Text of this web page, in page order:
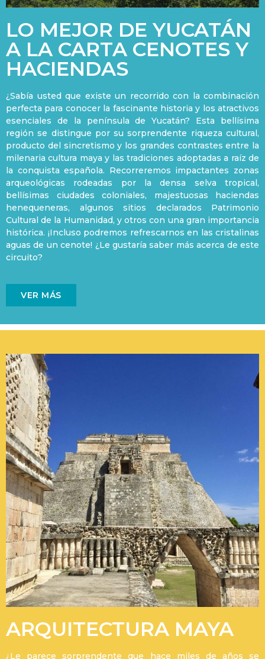
LO MEJOR DE YUCATÁN
A LA CARTA CENOTES Y
HACIENDAS
¿Sabía usted que existe un recorrido con la combinación
perfecta para conocer la fascinante historia y los atractivos
esenciales de la península de Yucatán? Esta bellísima
región se distingue por su sorprendente riqueza cultural,
producto del sincretismo y los grandes contrastes entre la
milenaria cultura maya y las tradiciones adoptadas a raíz de
la conquista española. Recorreremos impactantes zonas
arqueológicas rodeadas por la densa selva tropical,
bellísimas ciudades coloniales, majestuosas haciendas
henequeneras, algunos sitios declarados Patrimonio
Cultural de la Humanidad, y otros con una gran importancia
histórica. ¡Incluso podremos refrescarnos en las cristalinas
aguas de un cenote! ¿Le gustaría saber más acerca de este
circuito?
VER MÁS
ARQUITECTURA MAYA
¿Le parece sorprendente que hace miles de años se